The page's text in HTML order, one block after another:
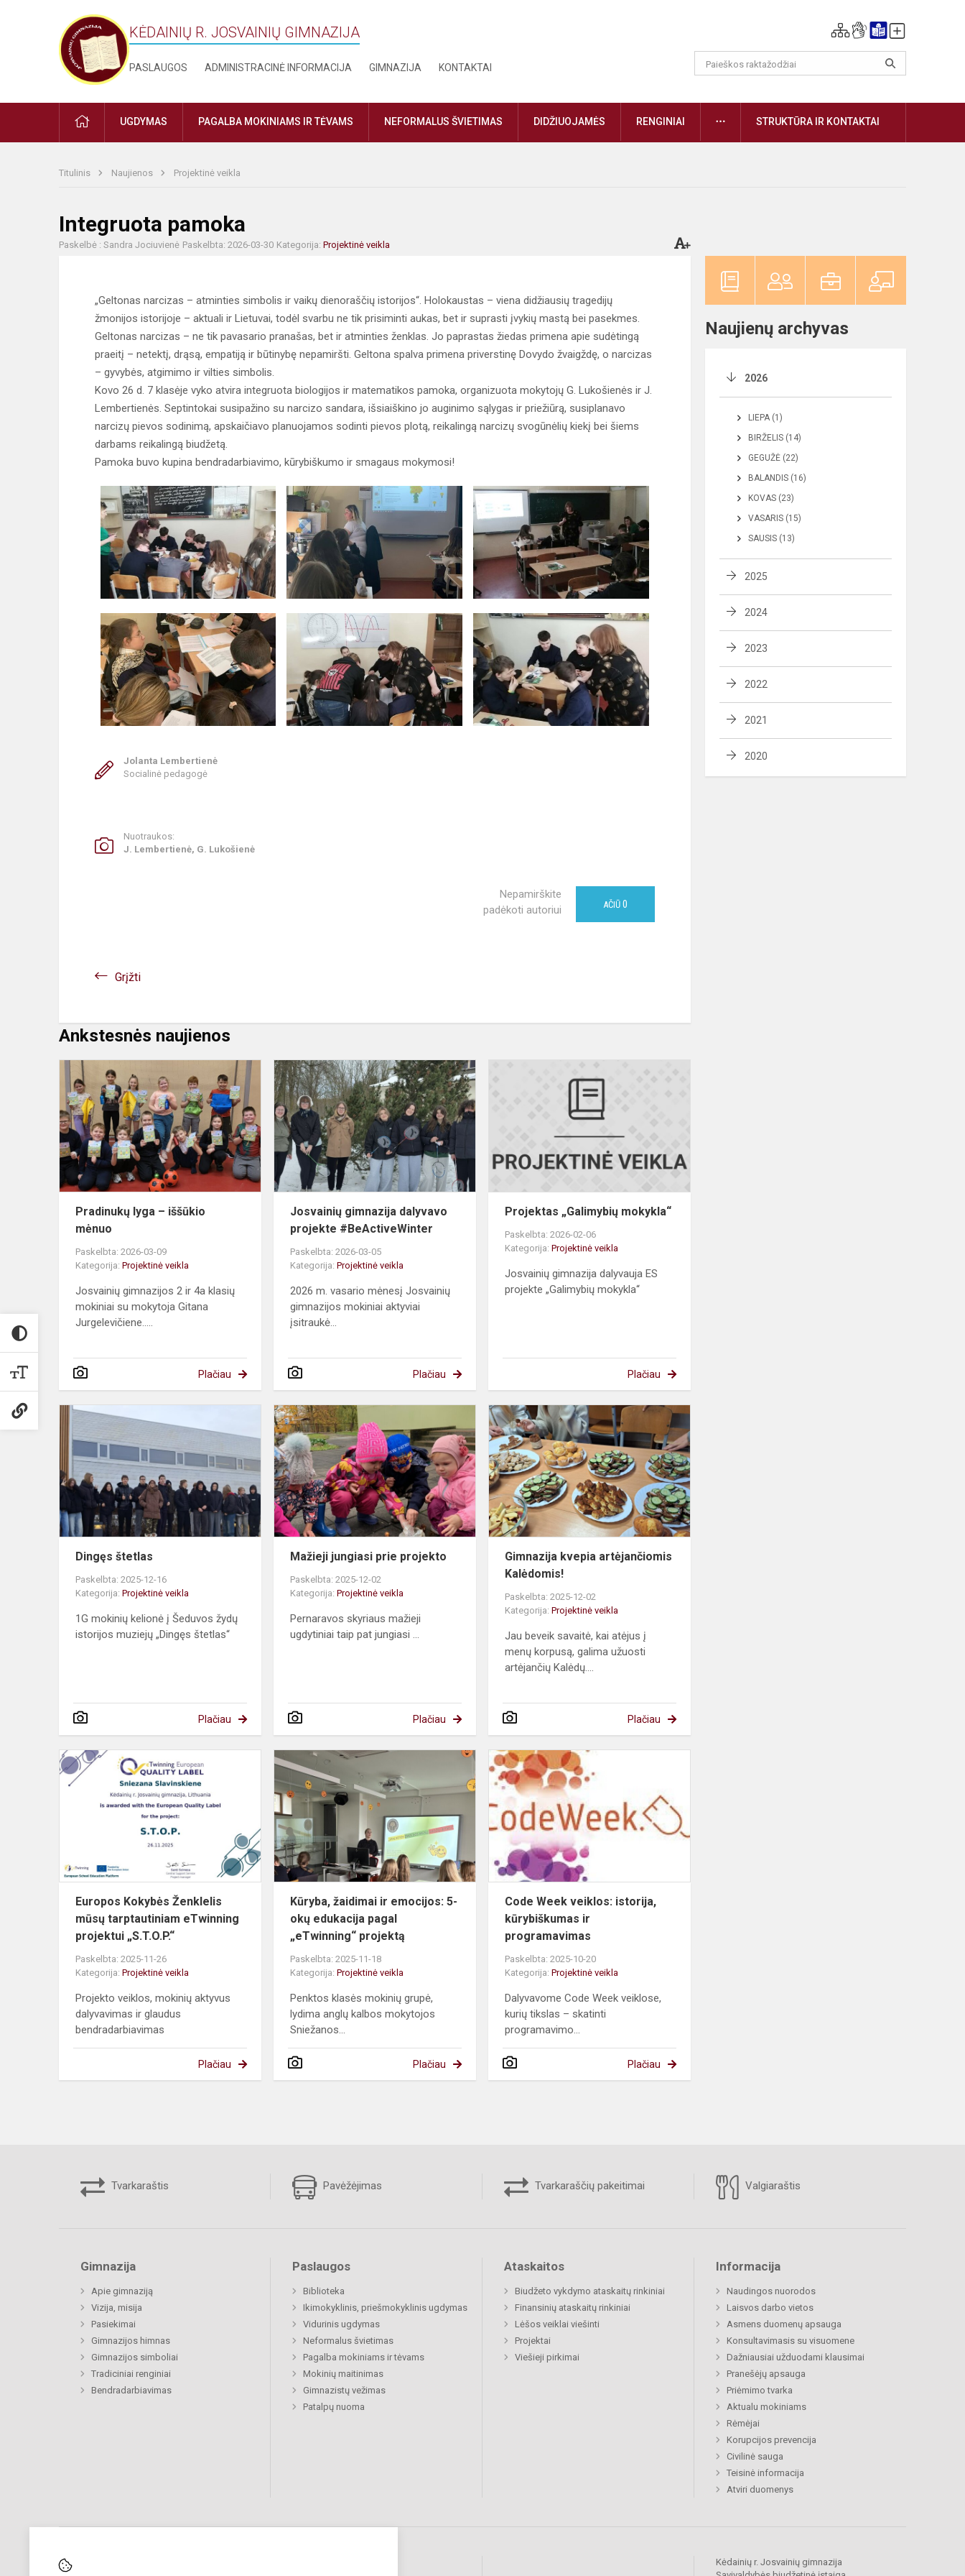
KĖDAINIŲ R. JOSVAINIŲ GIMNAZIJA
PASLAUGOS ADMINISTRACINĖ INFORMACIJA GIMNAZIJA KONTAKTAI
PRADŽIAUGDYMAS PAGALBA MOKINIAMS IR TĖVAMS NEFORMALUS ŠVIETIMAS DIDŽIUOJAMĖS RENGINIAI DAUGIAUSTRUKTŪRA IR KONTAKTAI
Titulinis Naujienos Projektinė veikla
Integruota pamoka
Paskelbė : Sandra Jociuvienė Paskelbta: 2026-03-30 Kategorija: Projektinė veikla
„Geltonas narcizas – atminties simbolis ir vaikų dienoraščių istorijos“. Holokaustas – viena didžiausių tragedijų
žmonijos istorijoje – aktuali ir Lietuvai, todėl svarbu ne tik prisiminti aukas, bet ir suprasti įvykių mastą bei pasekmes.
Geltonas narcizas – ne tik pavasario pranašas, bet ir atminties ženklas. Jo paprastas žiedas primena apie sudėtingą
praeitį – netektį, drąsą, empatiją ir būtinybę nepamiršti. Geltona spalva primena priverstinę Dovydo žvaigždę, o narcizas
– gyvybės, atgimimo ir vilties simbolis.
Kovo 26 d. 7 klasėje vyko atvira integruota biologijos ir matematikos pamoka, organizuota mokytojų G. Lukošienės ir J.
Lembertienės. Septintokai susipažino su narcizo sandara, išsiaiškino jo auginimo sąlygas ir priežiūrą, susiplanavo
narcizų pievos sodinimą, apskaičiavo planuojamos sodinti pievos plotą, reikalingą narcizų svogūnėlių kiekį bei šiems
darbams reikalingą biudžetą.
Pamoka buvo kupina bendradarbiavimo, kūrybiškumo ir smagaus mokymosi!
Jolanta Lembertienė
Socialinė pedagogė
Nuotraukos:
J. Lembertienė, G. Lukošienė
Nepamirškite
padėkoti autoriui
AČIŪ 0
Grįžti
Ankstesnės naujienos
Pradinukų
lyga
iššūkio
mėnuo
Pradinukų lyga – iššūkio
mėnuo
Paskelbta: 2026-03-09
Kategorija: Projektinė veikla
Josvainių gimnazijos 2 ir 4a klasių
mokiniai su mokytoja Gitana
Jurgelevičiene.....
Plačiau
Josvainių
gimnazija
dalyvavo
projekte
#BeActiveWinter
Josvainių gimnazija dalyvavo
projekte #BeActiveWinter
Paskelbta: 2026-03-05
Kategorija:Projektinė veikla
2026 m. vasario mėnesį Josvainių
gimnazijos mokiniai aktyviai
įsitraukė...
Plačiau
Projektas „Galimybių mokykla“
Paskelbta: 2026-02-06
Kategorija:Projektinė veikla
Josvainių gimnazija dalyvauja ES
projekte „Galimybių mokykla“
Plačiau
Dingęs
štetlas
Dingęs štetlas
Paskelbta: 2025-12-16
Kategorija: Projektinė veikla
1G mokinių kelionė į Šeduvos žydų
istorijos muziejų „Dingęs štetlas“
Plačiau
Mažieji
jungiasi
prie
projekto
Mažieji jungiasi prie projekto
Paskelbta: 2025-12-02
Kategorija:Projektinė veikla
Pernaravos skyriaus mažieji
ugdytiniai taip pat jungiasi ...
Plačiau
Gimnazija
kvepia
artėjančiomis
Kalėdomis!
Gimnazija kvepia artėjančiomis
Kalėdomis!
Paskelbta: 2025-12-02
Kategorija:Projektinė veikla
Jau beveik savaitė, kai atėjus į
menų korpusą, galima užuosti
artėjančių Kalėdų....
Plačiau
Europos
Kokybės
Ženklelis
mūsų
tarptautiniam
eTwinning
proj...
Europos Kokybės Ženklelis
mūsų tarptautiniam eTwinning
projektui „S.T.O.P.“
Paskelbta: 2025-11-26
Kategorija: Projektinė veikla
Projekto veiklos, mokinių aktyvus
dalyvavimas ir glaudus
bendradarbiavimas
Plačiau
Kūryba,
žaidimai
ir
emocijos:
edukacija
pagal
„eTwinn...
Kūryba, žaidimai ir emocijos: 5-
okų edukacija pagal
„eTwinning“ projektą
Paskelbta: 2025-11-18
Kategorija:Projektinė veikla
Penktos klasės mokinių grupė,
lydima anglų kalbos mokytojos
Sniežanos...
Plačiau
Code Week veiklos: istorija,
kūrybiškumas ir
programavimas
Paskelbta: 2025-10-20
Kategorija:Projektinė veikla
Dalyvavome Code Week veiklose,
kurių tikslas – skatinti
programavimo...
Plačiau
Naujienų archyvas
2026
LIEPA (1)
BIRŽELIS (14)
GEGUŽĖ (22)
BALANDIS (16)
KOVAS (23)
VASARIS (15)
SAUSIS (13)
2025
2024
2023
2022
2021
2020
Tvarkaraštis Pavėžėjimas Tvarkaraščių pakeitimai Valgiaraštis
Gimnazija
Apie gimnaziją
Vizija, misija
Pasiekimai
Gimnazijos himnas
Gimnazijos simboliai
Tradiciniai renginiai
Bendradarbiavimas
Paslaugos
Biblioteka
Ikimokyklinis, priešmokyklinis ugdymas
Vidurinis ugdymas
Neformalus švietimas
Pagalba mokiniams ir tėvams
Mokinių maitinimas
Gimnazistų vežimas
Patalpų nuoma
Ataskaitos
Biudžeto vykdymo ataskaitų rinkiniai
Finansinių ataskaitų rinkiniai
Lėšos veiklai viešinti
Projektai
Viešieji pirkimai
Informacija
Naudingos nuorodos
Laisvos darbo vietos
Asmens duomenų apsauga
Konsultavimasis su visuomene
Dažniausiai užduodami klausimai
Pranešėjų apsauga
Priėmimo tvarka
Aktualu mokiniams
Rėmėjai
Korupcijos prevencija
Civilinė sauga
Teisinė informacija
Atviri duomenys
Kėdainių r. Josvainių gimnazija